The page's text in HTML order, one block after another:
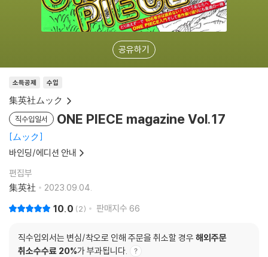
공유하기
소득공제 수입
集英社ムック
직수입일서 ONE PIECE magazine Vol.17
ムック
바인딩/에디션 안내
편집부
集英社
2023.09.04.
10.0 2 판매지수 66
직수입외서는 변심/착오로 인해 주문을 취소할 경우 해외주문
취소수수료 20%가 부과됩니다.